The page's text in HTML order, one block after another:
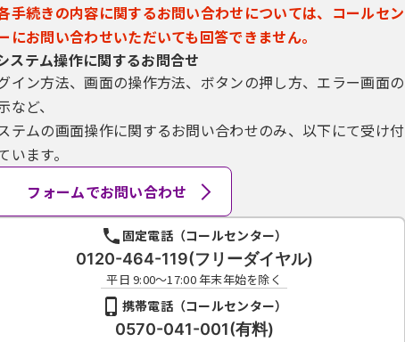
手続きの内容に関するお問い合わせについては、コールセン
にお問い合わせいただいても回答できません。
ステム操作に関するお問合せ
イン方法、画面の操作方法、ボタンの押し方、エラー画面の
など、
テムの画面操作に関するお問い合わせのみ、以下にて受け付
います。
フォームでお問い合わせ
固定電話（コールセンター）
0120-464-119(フリーダイヤル)
平日 9:00～17:00 年末年始を除く
携帯電話（コールセンター）
0570-041-001(有料)